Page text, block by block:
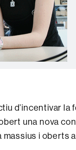
d’incentivar
una nova
i oberts